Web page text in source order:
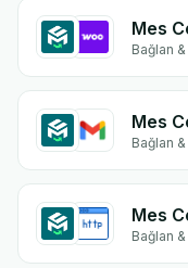
Bağlan
Mes
Bağlan
Mes
Bağlan